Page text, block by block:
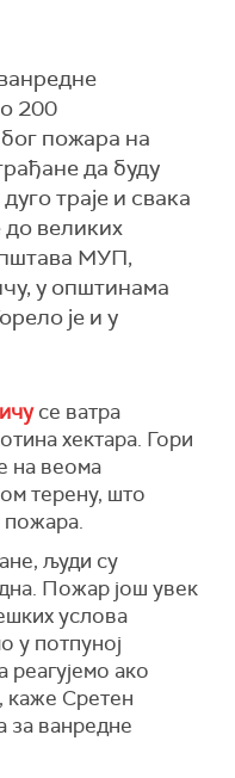
200
пожара на
да буду
траје и свака
великих
МУП,
у општинама
је и у
се ватра
хектара. Гори
на веома
терену, што
људи су
Пожар још увек
услова
у потпуној
ако
каже Сретен
за ванредне